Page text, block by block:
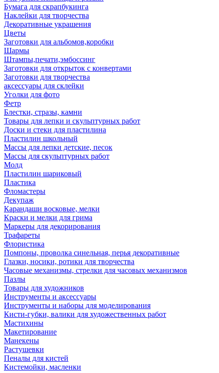
Бумага для скрапбукинга
Наклейки для творчества
Декоративные украшения
Цветы
Заготовки для альбомов,коробки
Шармы
Штампы,печати,эмбоссинг
Заготовки для открыток с конвертами
Заготовки для творчества
аксессуары для склейки
Уголки для фото
Фетр
Блестки, стразы, камни
Товары для лепки и скульптурных работ
Доски и стеки для пластилина
Пластилин школьный
Массы для лепки детские, песок
Массы для скульптурных работ
Молд
Пластилин шариковый
Пластика
Фломастеры
Декупаж
Карандаши восковые, мелки
Краски и мелки для грима
Маркеры для декорирования
Трафареты
Флористика
Помпоны, проволка синельная, перья декоративные
Глазки, носики, ротики для творчества
Часовые механизмы, стрелки для часовых механизмов
Пазлы
Товары для художников
Инструменты и аксессуары
Инструменты и наборы для моделирования
Кисти-губки, валики для художественных работ
Мастихины
Макетирование
Манекены
Растушевки
Пеналы для кистей
Кистемойки, масленки